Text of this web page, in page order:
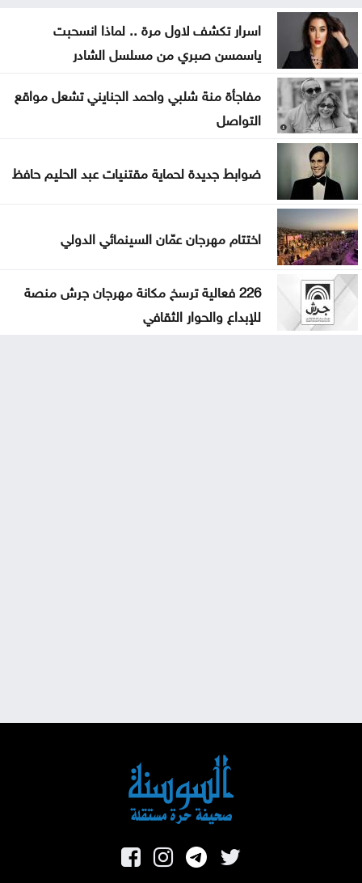
اسرار تكشف لاول مرة .. لماذا انسحبت
ياسمسن صبري من مسلسل الشادر
مفاجأة منة شلبي واحمد الجنايني تشعل مواقع
التواصل
ضوابط جديدة لحماية مقتنيات عبد الحليم حافظ
اختتام مهرجان عمّان السينمائي الدولي
226 فعالية ترسخ مكانة مهرجان جرش منصة
للإبداع والحوار الثقافي